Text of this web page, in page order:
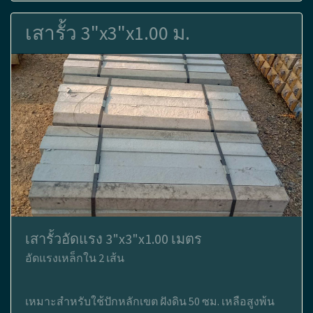
เสารั้ว 3"x3"x1.00 ม.
เสารั้วอัดแรง 3"x3"x1.00 เมตร
อัดแรงเหล็กใน 2 เส้น
เหมาะสำหรับใช้ปักหลักเขต ฝังดิน 50 ซม. เหลือสูงพ้น